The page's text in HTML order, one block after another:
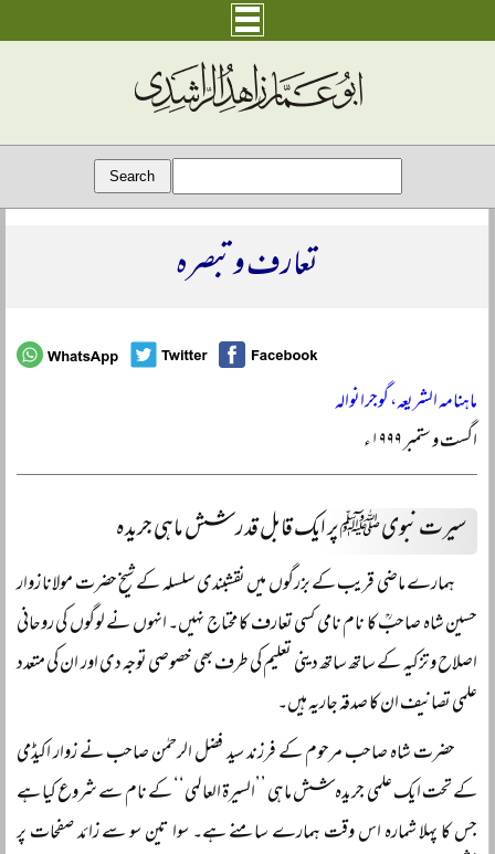
تعارف و تبصرہ
ماہنامہ الشریعہ، گوجرانوالہ
اگست و ستمبر ۱۹۹۹ء
سیرت نبوی ﷺ پر ایک قابل قدر شش ماہی جریدہ
ہمارے ماضی قریب کے بزرگوں میں نقشبندی سلسلہ کے شیخ حضرت مولانا زوار
حسین شاہ صاحبؒ کا نام نامی کسی تعارف کا محتاج نہیں۔ انہوں نے لوگوں کی روحانی
اصلاح و تزکیہ کے ساتھ ساتھ دینی تعلیم کی طرف بھی خصوصی توجہ دی اور ان کی متعدد
علمی تصانیف ان کا صدقہ جاریہ ہیں۔
حضرت شاہ صاحب مرحوم کے فرزند سید فضل الرحمٰن صاحب نے زوار اکیڈمی
کے تحت ایک علمی جریدہ شش ماہی ’’السیرۃ العالمی‘‘ کے نام سے شروع کیا ہے
جس کا پہلا شمارہ اس وقت ہمارے سامنے ہے۔ سوا تین سو سے زائد صفحات پر